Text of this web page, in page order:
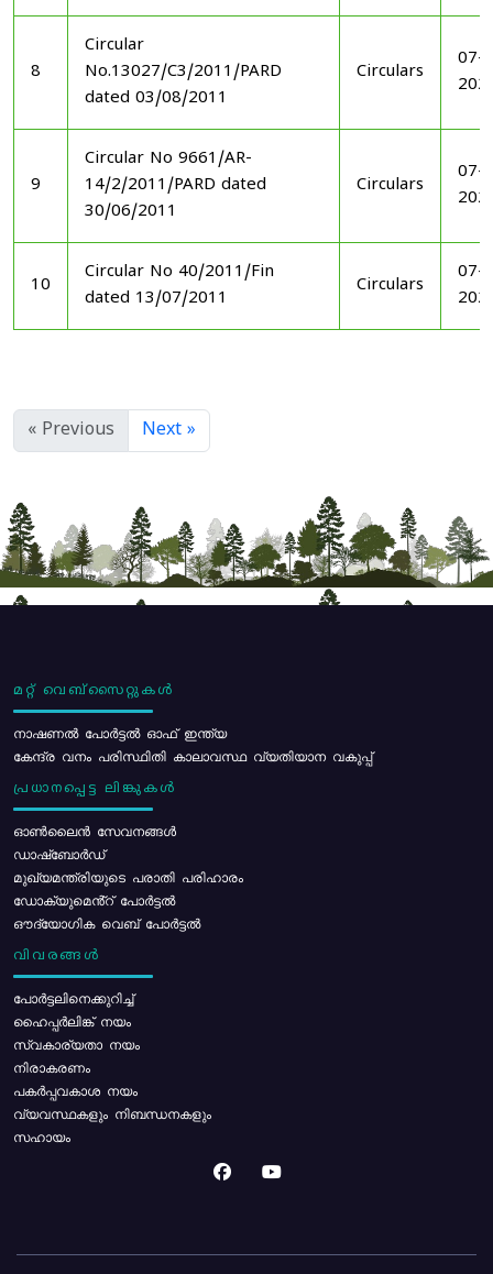
8
Circular
No.13027/C3/2011/PARD
dated 03/08/2011
Circulars
07-
9
Circular No 9661/AR-
14/2/2011/PARD dated
30/06/2011
Circulars
07-
10
Circular No 40/2011/Fin
dated 13/07/2011
Circulars
07-
« Previous Next »
മറ്റ് വെബ്സൈറ്റുകൾ
നാഷണൽ പോർട്ടൽ ഓഫ് ഇന്ത്യ
കേന്ദ്ര വനം പരിസ്ഥിതി കാലാവസ്ഥ വ്യതിയാന വകുപ്പ്
പ്രധാനപ്പെട്ട ലിങ്കുകൾ
ഓൺലൈൻ സേവനങ്ങൾ
ഡാഷ്ബോർഡ്
മുഖ്യമന്ത്രിയുടെ പരാതി പരിഹാരം
ഡോക്യുമെൻ്റ് പോർട്ടൽ
ഔദ്യോഗിക വെബ് പോർട്ടൽ
വിവരങ്ങൾ
പോര്‍ട്ടലിനെക്കുറിച്ച്
ഹൈപ്പർലിങ്ക് നയം
സ്വകാര്യതാ നയം
നിരാകരണം
പകർപ്പവകാശ നയം
വ്യവസ്ഥകളും നിബന്ധനകളും
സഹായം